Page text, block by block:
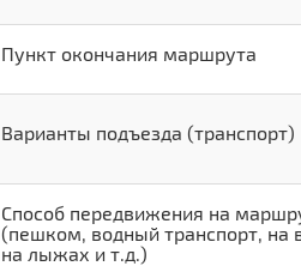
Пункт окончания маршрута
Варианты подъезда (транспорт)
Способ передвижения на
(пешком, водный транспорт, на
на лыжах и т.д.)